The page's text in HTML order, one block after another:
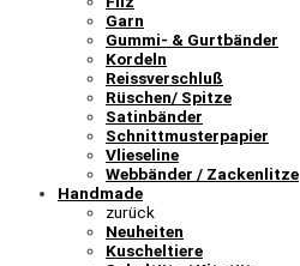
Garn
Gummi- & Gurtbänder
Kordeln
Reissverschluß
Rüschen/ Spitze
Satinbänder
Schnittmusterpapier
Vlieseline
Webbänder / Zackenlitze
Handmade
zurück
Neuheiten
Kuscheltiere